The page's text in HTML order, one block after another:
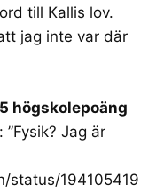
till Kallis lov.
jag inte var där
högskolepoäng
Jag är
status/194105419